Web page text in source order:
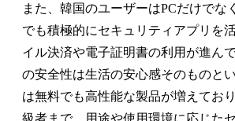
また、韓国のユーザーはPCだけでなく
でも積極的にセキュリティアプリを
イル決済や電子証明書の利用が進ん
の安全性は生活の安心感そのものと
は無料でも高性能な製品が増えてお
級者まで、用途や使用環境に応じた